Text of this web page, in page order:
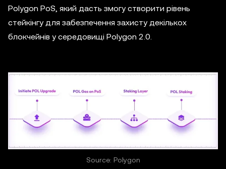
Polygon PoS, який дасть змогу створити рівень
стейкінгу для забезпечення захисту декількох
блокчейнів у середовищі Polygon 2.0.
Source: Polygon